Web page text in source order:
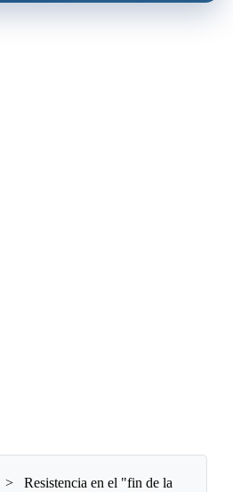
>
Resistencia en el "fin de la